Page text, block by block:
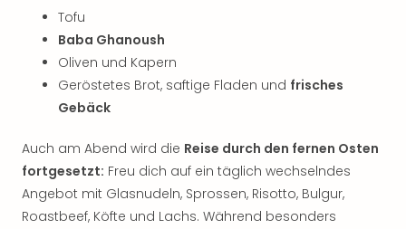
Tofu
Baba Ghanoush
Oliven und Kapern
Geröstetes Brot, saftige Fladen und frisches
Gebäck
Auch am Abend wird die Reise durch den fernen Osten
fortgesetzt: Freu dich auf ein täglich wechselndes
Angebot mit Glasnudeln, Sprossen, Risotto, Bulgur,
Roastbeef, Köfte und Lachs. Während besonders